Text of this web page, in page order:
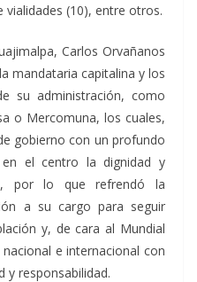
vialidades (10), entre otros.
Carlos Orvañanos
mandataria capitalina y los
su administración, como
o Mercomuna, los cuales,
gobierno con un profundo
el centro la dignidad y
por lo que refrendó la
a su cargo para seguir
y, de cara al Mundial
e internacional con
y responsabilidad.